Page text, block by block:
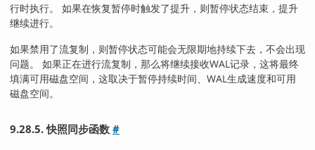
行时执行。 如果在恢复暂停时触发了提升，则暂停状态结束，提升
继续进行。
如果禁用了流复制，则暂停状态可能会无限期地持续下去，不会出现
问题。 如果正在进行流复制，那么将继续接收WAL记录，这将最终
填满可用磁盘空间，这取决于暂停持续时间、WAL生成速度和可用
磁盘空间。
9.28.5. 快照同步函数#